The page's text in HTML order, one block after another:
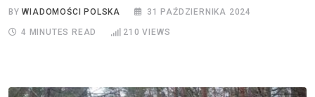
BYWIADOMOŚCI POLSKA 31 PAŹDZIERNIKA 2024
4 MINUTES READ 210 VIEWS